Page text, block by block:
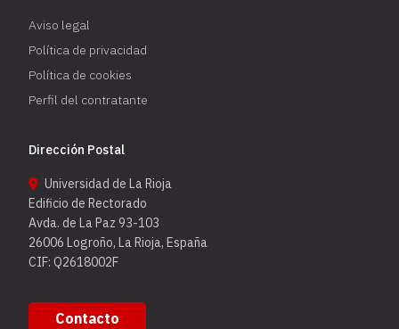
Aviso legal
Política de privacidad
Política de cookies
Perfil del contratante
Dirección Postal
Universidad de La Rioja
Edificio de Rectorado
Avda. de La Paz 93-103
26006 Logroño, La Rioja, España
CIF: Q2618002F
Contacto